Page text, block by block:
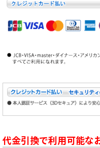
代金引換で利用可能な